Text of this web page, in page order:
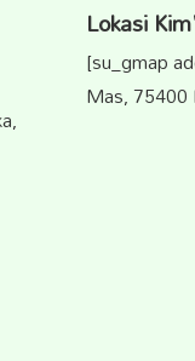
Lokasi
[su_gmap
Mas, 75400